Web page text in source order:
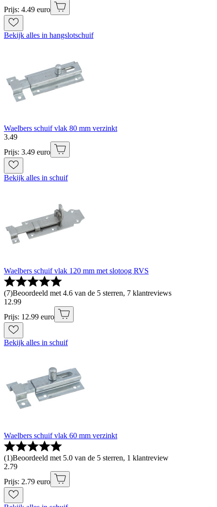
Prijs: 4.49 euro
Bekijk alles in hangslotschuif
Waelbers schuif vlak 80 mm verzinkt
3.49
Prijs: 3.49 euro
Bekijk alles in schuif
Waelbers schuif vlak 120 mm met slotoog RVS
(7)Beoordeeld met 4.6 van de 5 sterren, 7 klantreviews
12.99
Prijs: 12.99 euro
Bekijk alles in schuif
Waelbers schuif vlak 60 mm verzinkt
(1)Beoordeeld met 5.0 van de 5 sterren, 1 klantreview
2.79
Prijs: 2.79 euro